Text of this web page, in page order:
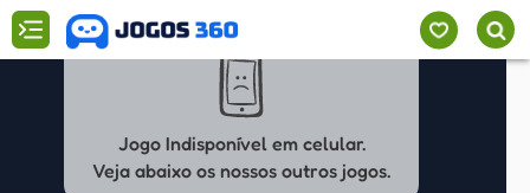
Jogo Indisponível em celular.
Veja abaixo os nossos outros jogos.